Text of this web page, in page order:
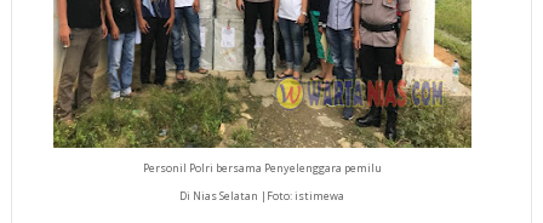
Personil Polri bersama Penyelenggara pemilu
Di Nias Selatan |Foto: istimewa